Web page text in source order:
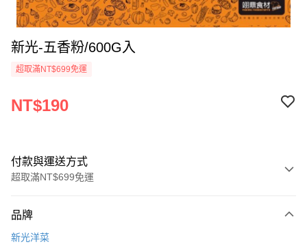
新光-五香粉/600G入
超取滿NT$699免運
NT$190
付款與運送方式
超取滿NT$699免運
信用卡一次付款
品牌
新光洋菜